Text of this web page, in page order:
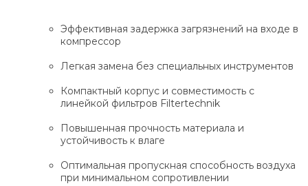
Эффективная задержка загрязнений на входе в
компрессор
Легкая замена без специальных инструментов
Компактный корпус и совместимость с
линейкой фильтров Filtertechnik
Повышенная прочность материала и
устойчивость к влаге
Оптимальная пропускная способность воздуха
при минимальном сопротивлении